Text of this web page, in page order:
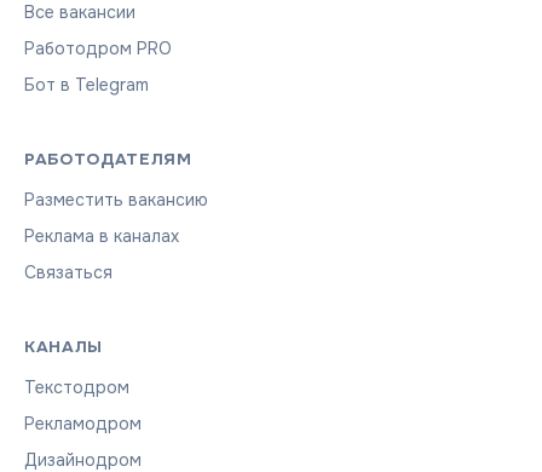
Все вакансии
Работодром PRO
Бот в Telegram
РАБОТОДАТЕЛЯМ
Разместить вакансию
Реклама в каналах
Связаться
КАНАЛЫ
Текстодром
Рекламодром
Дизайнодром